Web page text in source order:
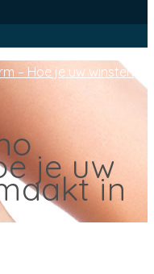
– Hoe je uw winsten
je uw
in